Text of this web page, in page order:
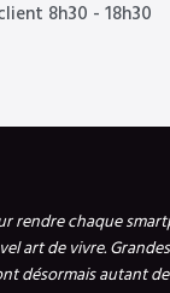
8h30 - 18h30
rendre chaque
art de vivre.
désormais autant